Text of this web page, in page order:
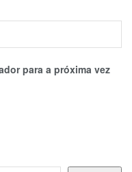
para a próxima vez